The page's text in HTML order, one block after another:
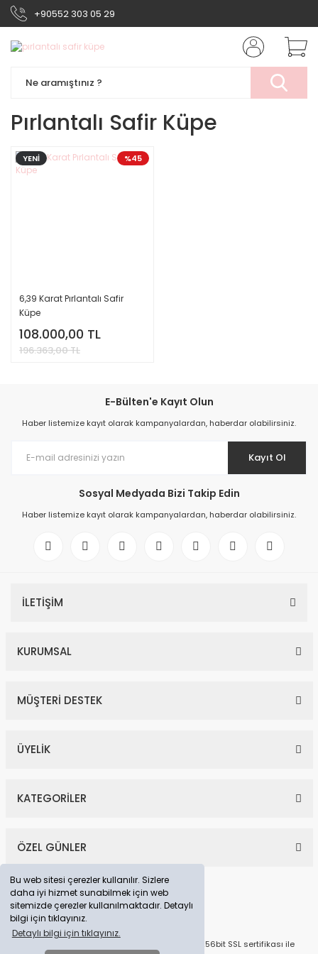
Bu web sitesi çerezler kullanılır. Sizlere
daha iyi hizmet sunabilmek için web
sitemizde çerezler kullanılmaktadır. Detaylı
bilgi için tıklayınız.
Detaylı bilgi için tıklayınız.
+90552 303 05 29
Pırlantalı Safir Küpe
%45
YENİ
6,39 Karat Pırlantalı Safir
Küpe
108.000,00 TL
196.363,00 TL
E-Bülten'e Kayıt Olun
Haber listemize kayıt olarak kampanyalardan, haberdar olabilirsiniz.
Kayıt Ol
Sosyal Medyada Bizi Takip Edin
Haber listemize kayıt olarak kampanyalardan, haberdar olabilirsiniz.
İLETİŞİM
KURUMSAL
MÜŞTERİ DESTEK
ÜYELİK
KATEGORİLER
ÖZEL GÜNLER
© Tüm Hakları Saklıdır. Kredi kartı bilgileriniz 256bit SSL sertifikası ile